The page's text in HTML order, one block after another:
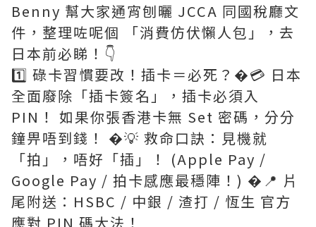
Benny 幫大家通宵刨曬 JCCA 同國稅廳文
件，整理咗呢個 「消費仿伏懶人包」，去
日本前必睇！👇
1️⃣ 碌卡習慣要改！插卡＝必死？�💳 日本
全面廢除「插卡簽名」，插卡必須入
PIN！ 如果你張香港卡無 Set 密碼，分分
鐘畀唔到錢！ �💡 救命口訣：見機就
「拍」，唔好「插」！ (Apple Pay /
Google Pay / 拍卡感應最穩陣！) �📍 片
尾附送：HSBC / 中銀 / 渣打 / 恆生 官方
應對 PIN 碼大法！